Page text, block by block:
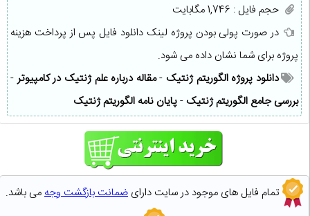
حجم فایل : 1,746 مگابایت
در صورت پولی بودن پروژه لینک دانلود فایل پس از پرداخت هزینه
پروژه برای شما نشان داده می شود.
دانلود پروژه الگوریتم ژنتیک-مقاله درباره علم ژنتیک در کامپیوتر-
بررسی جامع الگوریتم ژنتیک-پایان نامه الگوریتم ژنتیک
تمام فایل های موجود در سایت دارای ضمانت بازگشت وجهمی باشد.